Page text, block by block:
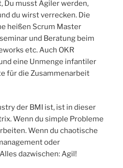
Du musst Agiler werden,
du wirst verrecken. Die
heißen Scrum Master
und Beratung beim
etc. Auch OKR
eine Unmenge infantiler
für die Zusammenarbeit
der BMI ist, ist in dieser
Wenn du simple Probleme
Wenn du chaotische
oder
dazwischen: Agil!